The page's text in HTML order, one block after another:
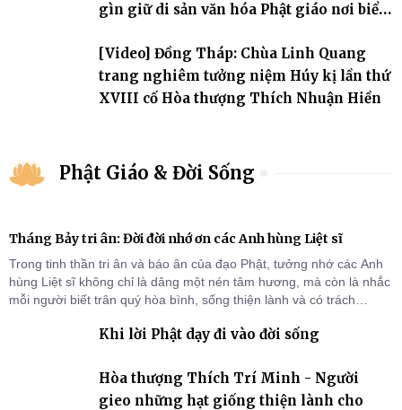
gìn giữ di sản văn hóa Phật giáo nơi biển
[Video] Đồng Tháp: Chùa Linh Quang
trang nghiêm tưởng niệm Húy kị lần thứ
XVIII cố Hòa thượng Thích Nhuận Hiền
Phật Giáo & Đời Sống
Tháng Bảy tri ân: Đời đời nhớ ơn các Anh hùng Liệt sĩ
Trong tinh thần tri ân và báo ân của đạo Phật, tưởng nhớ các Anh
hùng Liệt sĩ không chỉ là dâng một nén tâm hương, mà còn là nhắc
mỗi người biết trân quý hòa bình, sống thiện lành và có trách
Khi lời Phật dạy đi vào đời sống
Hòa thượng Thích Trí Minh - Người
gieo những hạt giống thiện lành cho